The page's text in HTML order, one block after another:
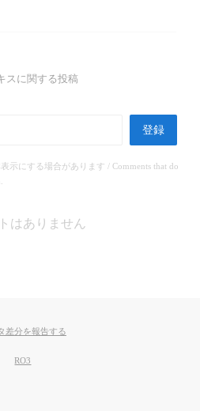
スに関する投稿
登録
示にする場合があります / Comments that do
はありません
差分を報告する
RO3